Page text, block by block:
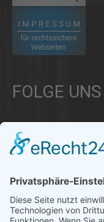
FOLGE UNS
Informationen aus
Gesellschaft - Polizei